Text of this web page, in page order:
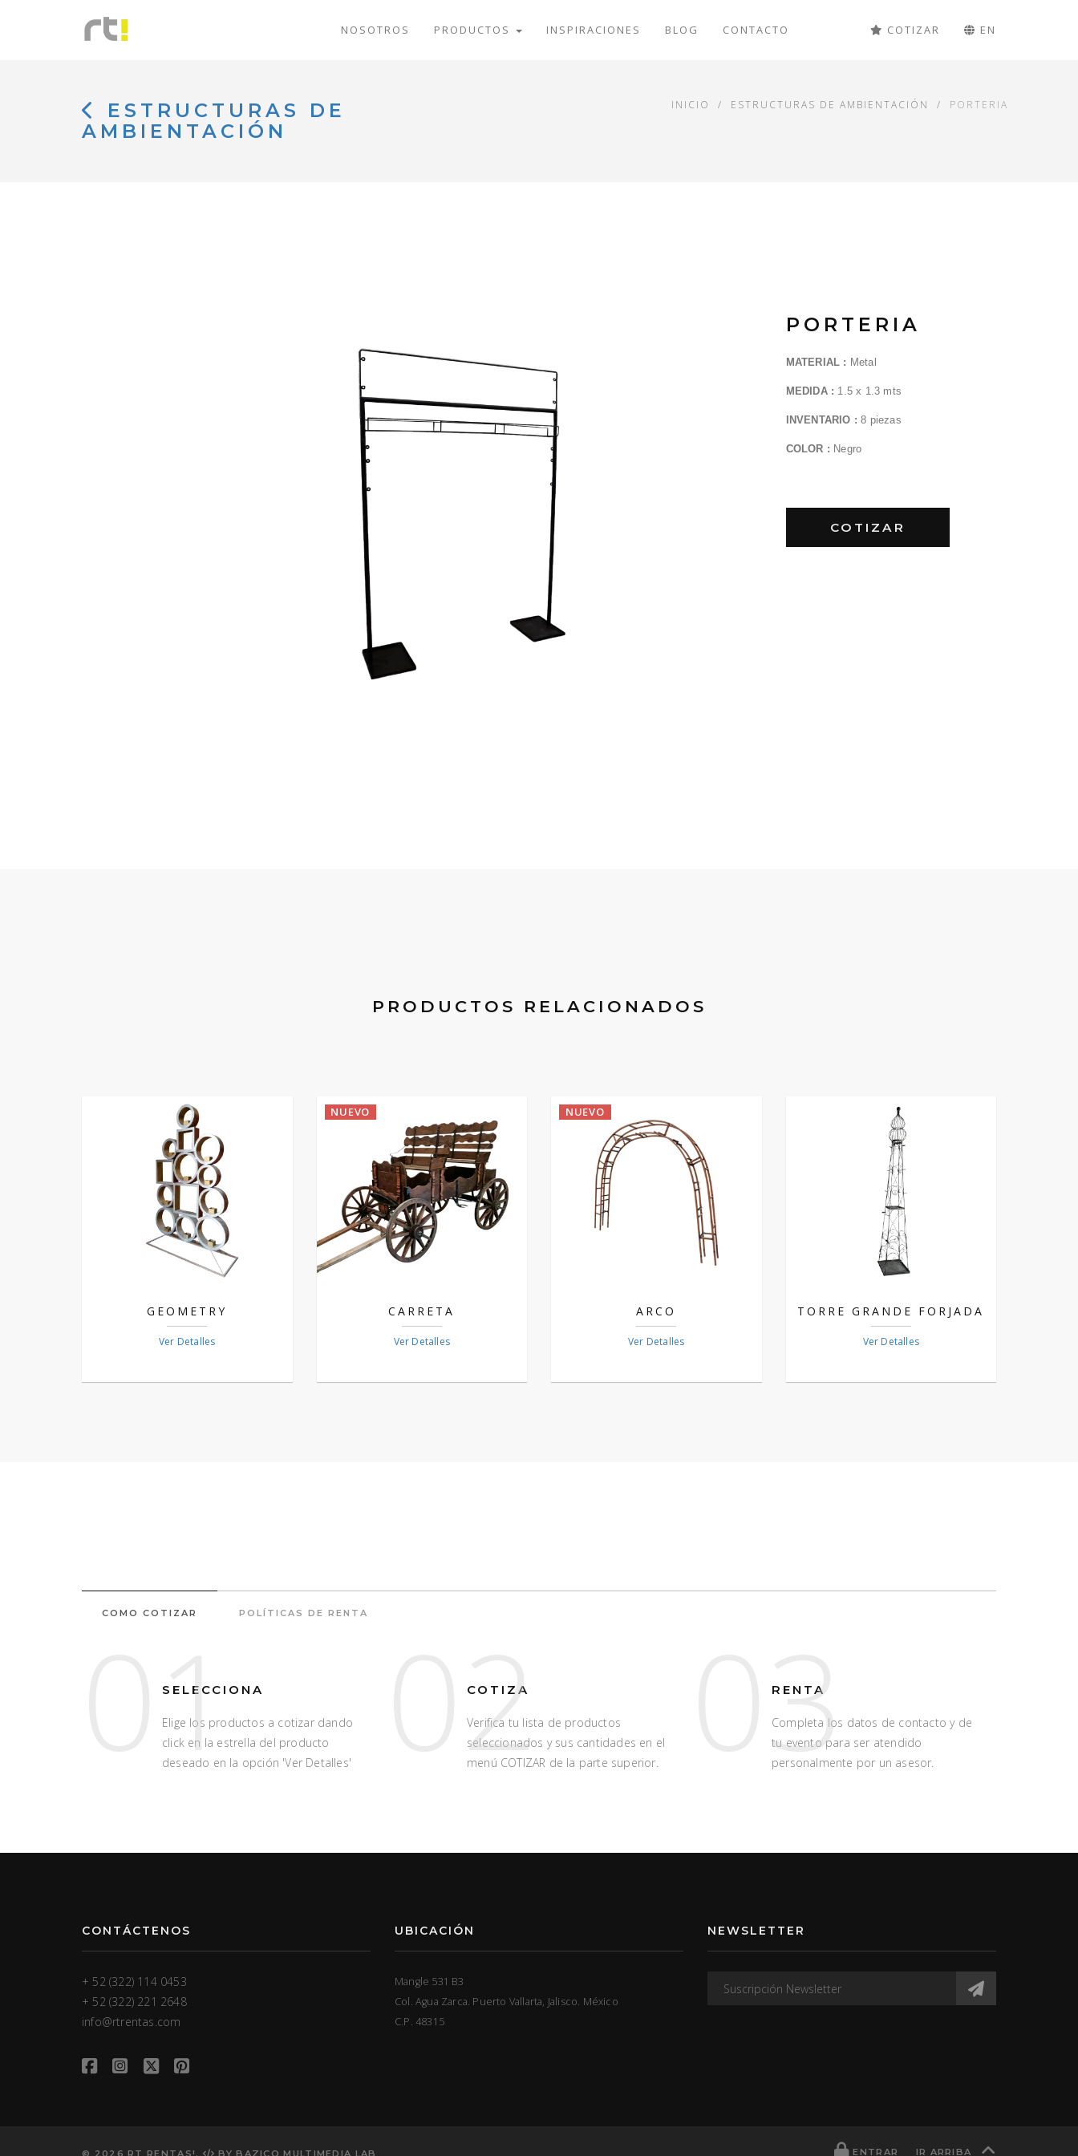
NOSOTROS PRODUCTOS INSPIRACIONES BLOG CONTACTO COTIZAR EN
ESTRUCTURAS DE
AMBIENTACIÓN
INICIO ESTRUCTURAS DE AMBIENTACIÓN PORTERIA
PORTERIA
MATERIAL : Metal
MEDIDA : 1.5 x 1.3 mts
INVENTARIO :8 piezas
COLOR : Negro
COTIZAR
PRODUCTOS RELACIONADOS
GEOMETRY
Ver Detalles
NUEVO
CARRETA
Ver Detalles
NUEVO
ARCO
Ver Detalles
TORRE GRANDE FORJADA
Ver Detalles
COMO COTIZAR POLÍTICAS DE RENTA
01
SELECCIONA
Elige los productos a cotizar dando
click en la estrella del producto
deseado en la opción 'Ver Detalles'
02
COTIZA
Verifica tu lista de productos
seleccionados y sus cantidades en el
menú COTIZAR de la parte superior.
03
RENTA
Completa los datos de contacto y de
tu evento para ser atendido
personalmente por un asesor.
CONTÁCTENOS
+ 52 (322) 114 0453
+ 52 (322) 221 2648
info@rtrentas.com
UBICACIÓN
Mangle 531 B3
Col. Agua Zarca. Puerto Vallarta, Jalisco. México
C.P. 48315
NEWSLETTER
© 2026 RT RENTAS!. BYBAZICO MULTIMEDIA LAB IR ARRIBA
ENTRAR